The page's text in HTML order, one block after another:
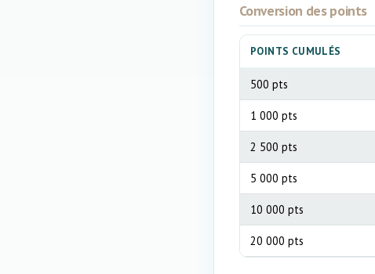
Conversion des points
POINTS CUMULÉS
500 pts
1 000 pts
2 500 pts
5 000 pts
10 000 pts
20 000 pts